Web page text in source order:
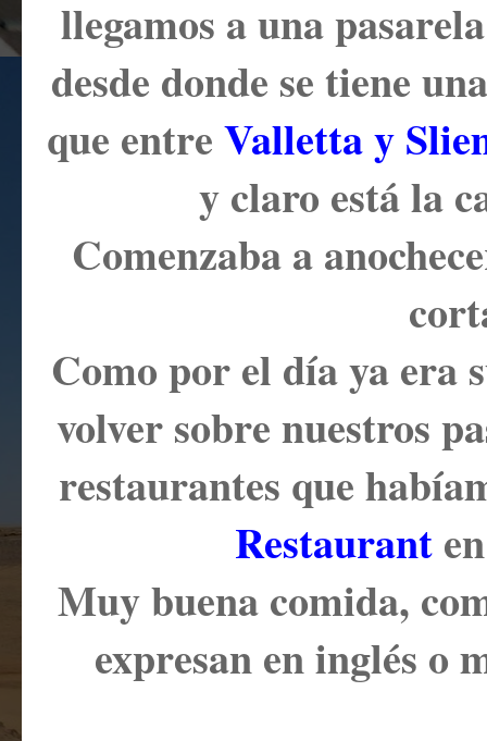
llegamos a una
desde donde se tiene
que entreValletta y
y claro está la
Comenzaba a
Como por el día ya era
volver sobre nuestros
restaurantes que
Restaurant
Muy buena comida,
expresan en inglés o